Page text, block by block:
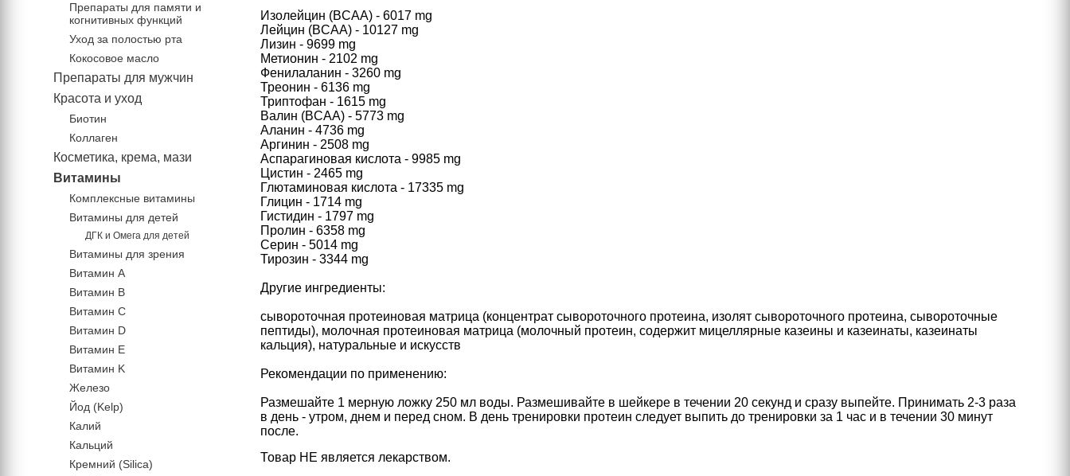
Изолейцин (BCAA) - 6017 mg
Лейцин (BCAA) - 10127 mg
Лизин - 9699 mg
Метионин - 2102 mg
Фенилаланин - 3260 mg
Треонин - 6136 mg
Триптофан - 1615 mg
Валин (BCAA) - 5773 mg
Аланин - 4736 mg
Аргинин - 2508 mg
Аспарагиновая кислота - 9985 mg
Цистин - 2465 mg
Глютаминовая кислота - 17335 mg
Глицин - 1714 mg
Гистидин - 1797 mg
Пролин - 6358 mg
Серин - 5014 mg
Тирозин - 3344 mg
Другие ингредиенты:
сывороточная протеиновая матрица (концентрат сывороточного протеина, изолят сывороточного протеина, сывороточные
пептиды), молочная протеиновая матрица (молочный протеин, содержит мицеллярные казеины и казеинаты, казеинаты
кальция), натуральные и искусств
Рекомендации по применению:
Размешайте 1 мерную ложку 250 мл воды. Размешивайте в шейкере в течении 20 секунд и сразу выпейте. Принимать 2-3 раза
в день - утром, днем и перед сном. В день тренировки протеин следует выпить до тренировки за 1 час и в течении 30 минут
после.
Товар НЕ является лекарством.
Препараты для памяти и
когнитивных функций
Уход за полостью рта
Кокосовое масло
Препараты для мужчин
Красота и уход
Биотин
Коллаген
Косметика, крема, мази
Витамины
Комплексные витамины
Витамины для детей
ДГК и Омега для детей
Витамины для зрения
Витамин А
Витамин В
Витамин C
Витамин D
Витамин Е
Витамин K
Железо
Йод (Kelp)
Калий
Кальций
Кремний (Silica)